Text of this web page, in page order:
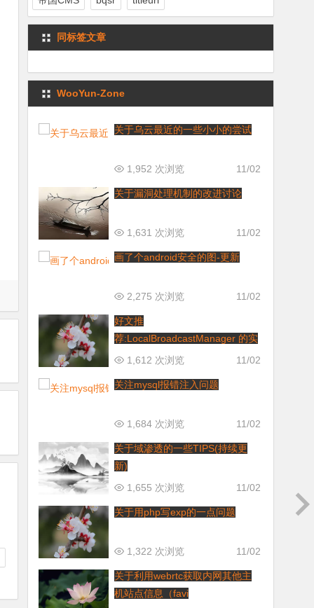
同标签文章
WooYun-Zone
关于乌云最近的一些小小的尝试
11/02
1,952 次浏览
关于漏洞处理机制的改进讨论
11/02
1,631 次浏览
画了个android安全的图-更新
11/02
2,275 次浏览
好文推
荐:LocalBroadcastManager 的实
现原理
11/02
1,612 次浏览
关注mysql报错注入问题
11/02
1,684 次浏览
关于域渗透的一些TIPS(持续更
新)
11/02
1,655 次浏览
关于用php写exp的一点问题
11/02
1,322 次浏览
关于利用webrtc获取内网其他主
机站点信息（favi